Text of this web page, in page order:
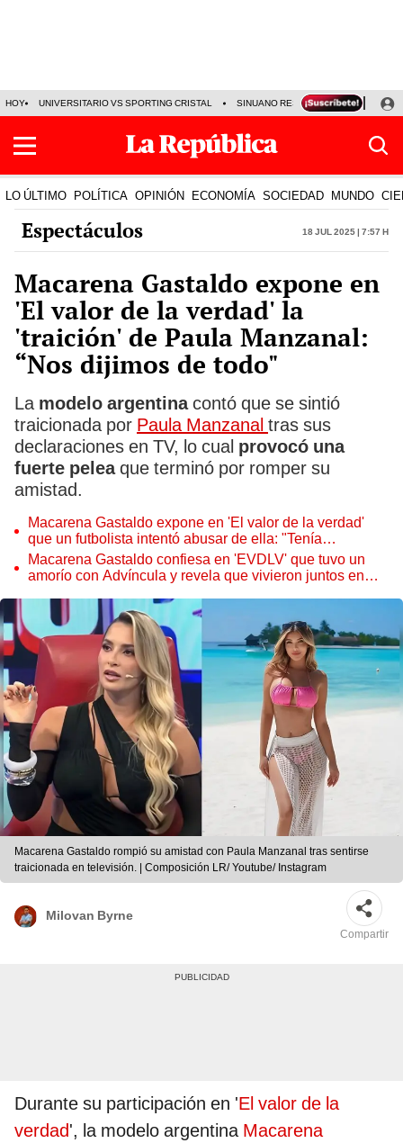
HOY UNIVERSITARIO VS SPORTING CRISTAL SINUANO RESULTADOS HOY
LO ÚLTIMO POLÍTICA OPINIÓN ECONOMÍA SOCIEDAD MUNDO
Espectáculos 18 Jul 2025 | 7:57 h
Macarena Gastaldo expone en
'El valor de la verdad' la
'traición' de Paula Manzanal:
“Nos dijimos de todo"
La modelo argentinacontó que se sintió
traicionada por Paula Manzanal tras sus
declaraciones en TV, lo cual provocó una
fuerte peleaque terminó por romper su
amistad.
Macarena Gastaldo expone en 'El valor de la verdad'
que un futbolista intentó abusar de ella: "Tenía
denuncias"
Macarena Gastaldo confiesa en 'EVDLV' que tuvo un
amorío con Advíncula y revela que vivieron juntos en
Macarena Gastaldo rompió su amistad con Paula Manzanal tras sentirse
traicionada en televisión. | Composición LR/ Youtube/ Instagram
Milovan Byrne
Compartir
Durante su participación en 'El valor de la
verdad', la modelo argentina Macarena